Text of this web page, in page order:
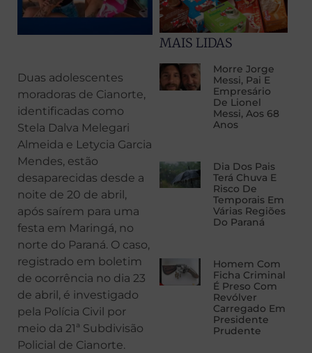
Duas adolescentes
moradoras de Cianorte,
identificadas como
Stela Dalva Melegari
Almeida e Letycia Garcia
Mendes, estão
desaparecidas desde a
noite de 20 de abril,
após saírem para uma
festa em Maringá, no
norte do Paraná. O caso,
registrado em boletim
de ocorrência no dia 23
de abril, é investigado
pela Polícia Civil por
meio da 21ª Subdivisão
Policial de Cianorte.
MAIS LIDAS
Morre Jorge
Messi, Pai E
Empresário
De Lionel
Messi, Aos 68
Anos
Dia Dos Pais
Terá Chuva E
Risco De
Temporais Em
Várias Regiões
Do Paraná
Homem Com
Ficha Criminal
É Preso Com
Revólver
Carregado Em
Presidente
Prudente